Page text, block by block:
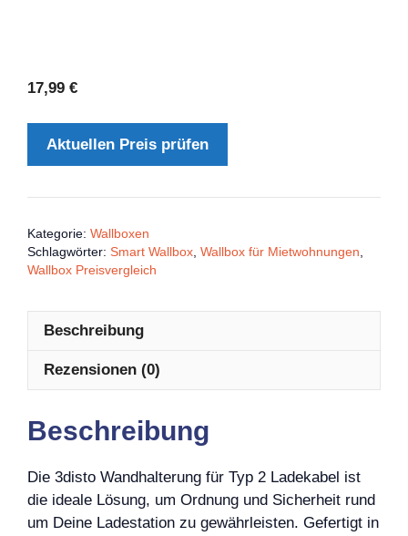
17,99 €
Aktuellen Preis prüfen
Kategorie: Wallboxen
Schlagwörter: Smart Wallbox Wallbox für Mietwohnungen
Wallbox Preisvergleich
Beschreibung
Rezensionen (0)
Beschreibung
Die 3disto Wandhalterung für Typ 2 Ladekabel ist
die ideale Lösung, um Ordnung und Sicherheit rund
um Deine Ladestation zu gewährleisten. Gefertigt in